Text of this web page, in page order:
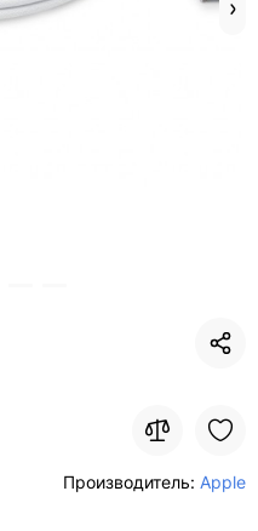
Производитель: Apple